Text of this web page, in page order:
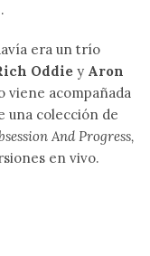
era un trío
Oddiey Aron
viene acompañada
una colección de
And Progress,
en vivo.